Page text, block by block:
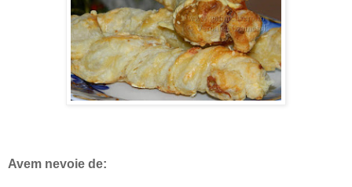
Avem nevoie de: